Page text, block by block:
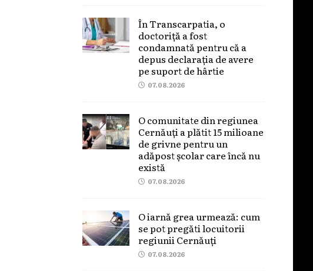
În Transcarpatia, o
doctoriță a fost
condamnată pentru că a
depus declarația de avere
pe suport de hârtie
07.08.2026
O comunitate din regiunea
Cernăuți a plătit 15 milioane
de grivne pentru un
adăpost școlar care încă nu
există
07.08.2026
O iarnă grea urmează: cum
se pot pregăti locuitorii
regiunii Cernăuți
07.08.2026